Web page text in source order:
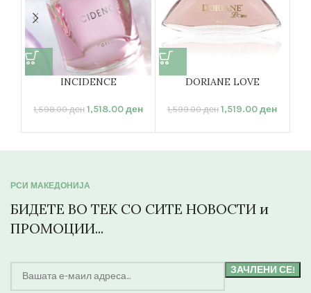
INCIDENCE
1,598.00ден 1,518.00ден
DORIANE LOVE
1,599.00ден 1,519.00ден
РСИ МАКЕДОНИЈА
БИДЕТЕ ВО ТЕК СО СИТЕ НОВОСТИ и
ПРОМОЦИИ...